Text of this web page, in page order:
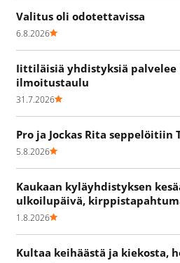
Valitus oli odotettavissa
6.8.2026
Iittiläisiä yhdistyksiä
ilmoitustaulu
31.7.2026
Pro ja Jockas Rita seppelöitiin
5.8.2026
Kaukaan kyläyhdistyksen
ulkoilupäivä,
1.8.2026
Kultaa keihäästä ja kiekosta,